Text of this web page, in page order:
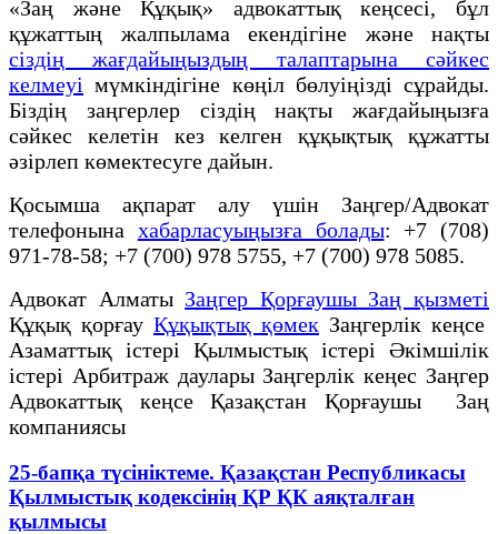
«Заң және Құқық» адвокаттық кеңсесі, бұл
құжаттың жалпылама екендігіне және нақты
сіздің жағдайыңыздың талаптарына сәйкес
келмеуі мүмкіндігіне көңіл бөлуіңізді сұрайды.
Біздің заңгерлер сіздің нақты жағдайыңызға
сәйкес келетін кез келген құқықтық құжатты
әзірлеп көмектесуге дайын.
Қосымша ақпарат алу үшін Заңгер/Адвокат
телефонына хабарласуыңызға болады: +7 (708)
971-78-58; +7 (700) 978 5755, +7 (700) 978 5085.
Адвокат Алматы Заңгер Қорғаушы Заң қызметі
Құқық қорғау Құқықтық қөмек Заңгерлік кеңсе
Азаматтық істері Қылмыстық істері Әкімшілік
істері Арбитраж даулары Заңгерлік кеңес Заңгер
Адвокаттық кеңсе Қазақстан Қорғаушы Заң
компаниясы
25-бапқа түсініктеме. Қазақстан Республикасы
Қылмыстық кодексінің ҚР ҚК аяқталған
қылмысы